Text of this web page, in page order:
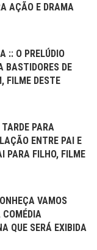
AÇÃO E DRAMA
:: O PRELÚDIO
BASTIDORES DE
FILME DESTE
PARA
ENTRE PAI E
PARA FILHO, FILME
VAMOS
COMÉDIA
QUE SERÁ EXIBIDA